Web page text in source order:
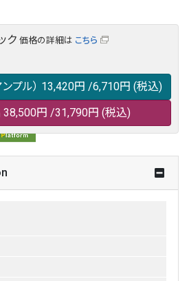
データは以下のバナー(DBRP)か
す。
ク 価格の詳細は こちら
プル） 13,420円 /6,710円 (税込)
38,500円 /31,790円 (税込)